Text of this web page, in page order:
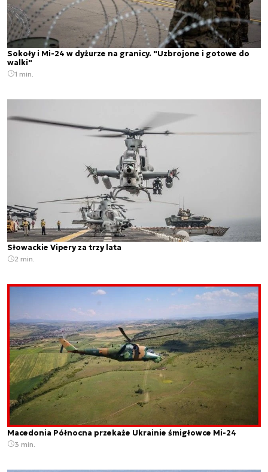
Sokoły i Mi-24 w dyżurze na granicy. "Uzbrojone i gotowe do
walki"
1 min.
Słowackie Vipery za trzy lata
2 min.
Macedonia Północna przekaże Ukrainie śmigłowce Mi-24
3 min.